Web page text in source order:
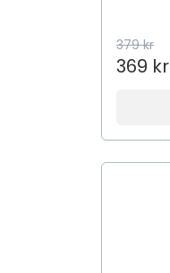
379 kr
369 kr